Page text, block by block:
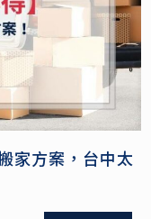
家方案，台中太